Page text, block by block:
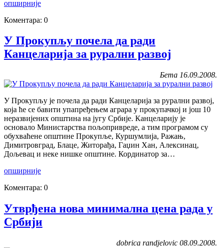
опширније
Коментара: 0
У Прокупљу почела да ради
Канцеларија за рурални развој
Бета 16.09.2008.
У Прокупљу је почела да ради Канцеларија за рурални развој,
која ће се бавити упапређењем аграра у прокупачкој и још 10
неразвијених општина на југу Србије. Канцеларију је
основало Министарства пољопривреде, а тим програмом су
обухваћене општине Прокупље, Куршумлија, Ражањ,
Димитровград, Блаце, Житорађа, Гаџин Хан, Алексинац,
Дољевац и неке нишке општине. Кординатор за…
опширније
Коментара: 0
Утврђена нова минимална цена рада у
Србији
dobrica randjelovic 08.09.2008.